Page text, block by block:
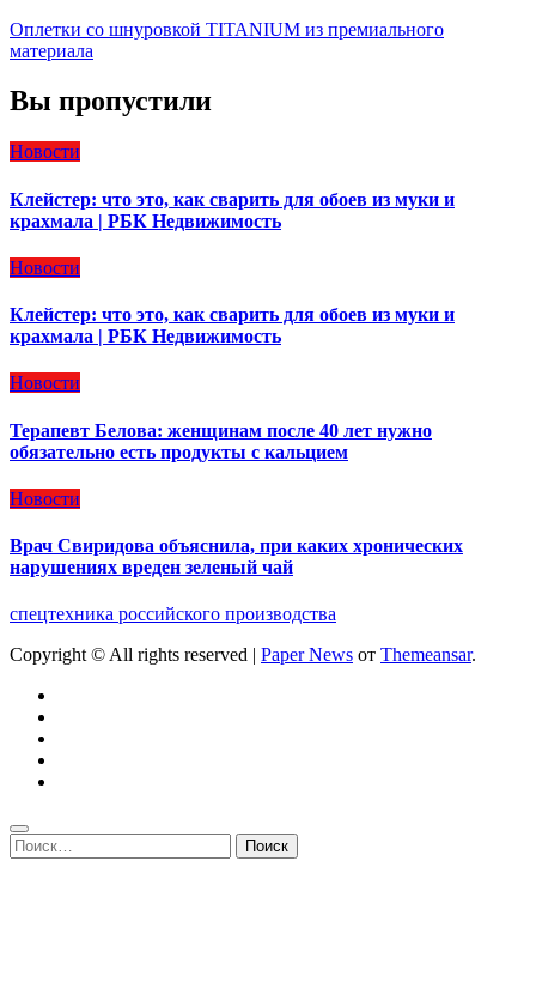
Оплетки со шнуровкой TITANIUM из премиального
материала
Вы пропустили
Новости
Клейстер: что это, как сварить для обоев из муки и
крахмала | РБК Недвижимость
Новости
Клейстер: что это, как сварить для обоев из муки и
крахмала | РБК Недвижимость
Новости
Терапевт Белова: женщинам после 40 лет нужно
обязательно есть продукты с кальцием
Новости
Врач Свиридова объяснила, при каких хронических
нарушениях вреден зеленый чай
спецтехника российского производства
Copyright © All rights reserved
Paper News от Themeansar.
Найти: